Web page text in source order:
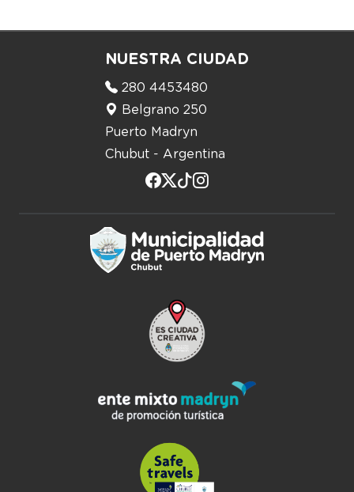
NUESTRA CIUDAD
280 4453480
Belgrano 250
Puerto Madryn
Chubut - Argentina